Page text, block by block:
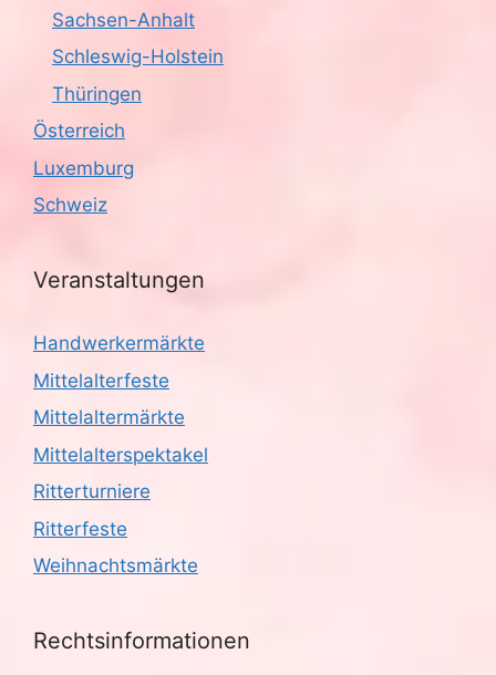
Sachsen-Anhalt
Schleswig-Holstein
Thüringen
Österreich
Luxemburg
Schweiz
Veranstaltungen
Handwerkermärkte
Mittelalterfeste
Mittelaltermärkte
Mittelalterspektakel
Ritterturniere
Ritterfeste
Weihnachtsmärkte
Rechtsinformationen